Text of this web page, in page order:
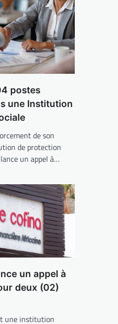
postes
une Institution
de son
de protection
un appel à…
un appel à
deux (02)
une institution